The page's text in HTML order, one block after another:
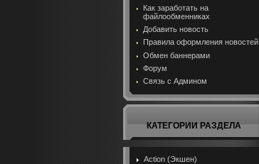
Как заработать на
файлообменниках
Добавить новость
Правила оформления новостей
Обмен баннерами
Форум
Связь с Админом
КАТЕГОРИИ РАЗДЕЛА
Action (Экшен)